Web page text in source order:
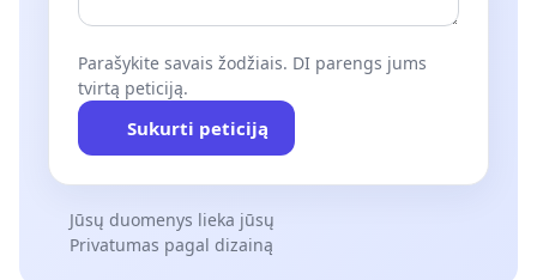
Parašykite savais žodžiais. DI parengs jums
tvirtą peticiją.
Sukurti peticiją
Jūsų duomenys lieka jūsų
Privatumas pagal dizainą